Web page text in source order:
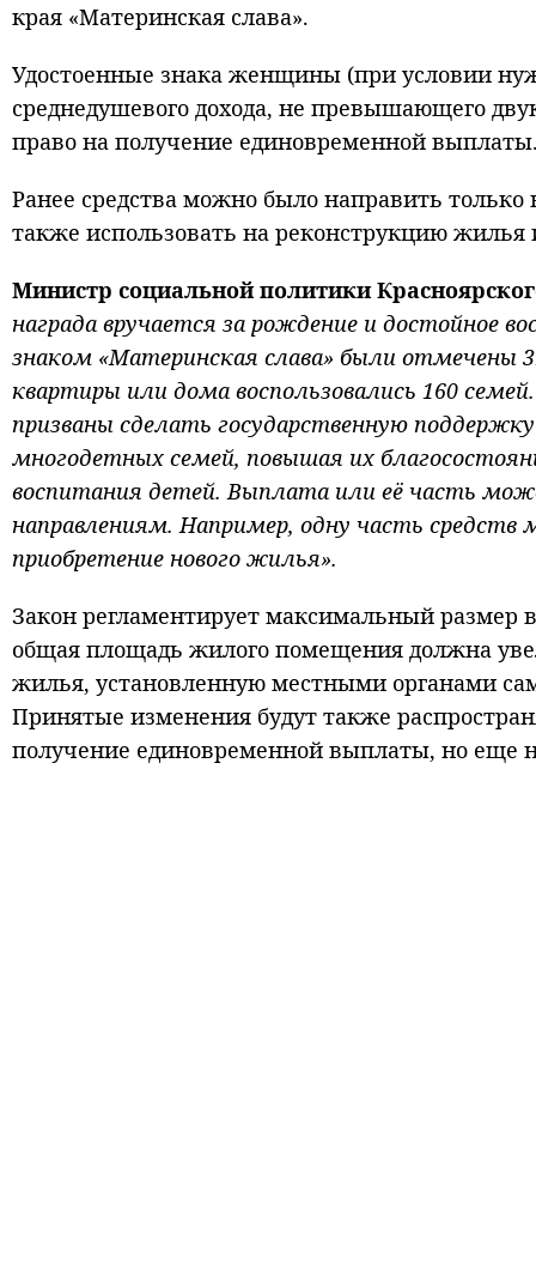
края «Материнская слава».
Удостоенные знака женщины (при условии
среднедушевого дохода, не превышающего
право на получение единовременной
Ранее средства можно было направить
также использовать на реконструкцию
Министр социальной политики
награда вручается за рождение и достойное
знаком «Материнская слава» были отмечены
квартиры или дома воспользовались 160
призваны сделать государственную
многодетных семей, повышая их
воспитания детей. Выплата или её часть
направлениям. Например, одну часть
приобретение нового жилья».
Закон регламентирует максимальный
общая площадь жилого помещения должна
жилья, установленную местными органами
Принятые изменения будут также
получение единовременной выплаты, но еще